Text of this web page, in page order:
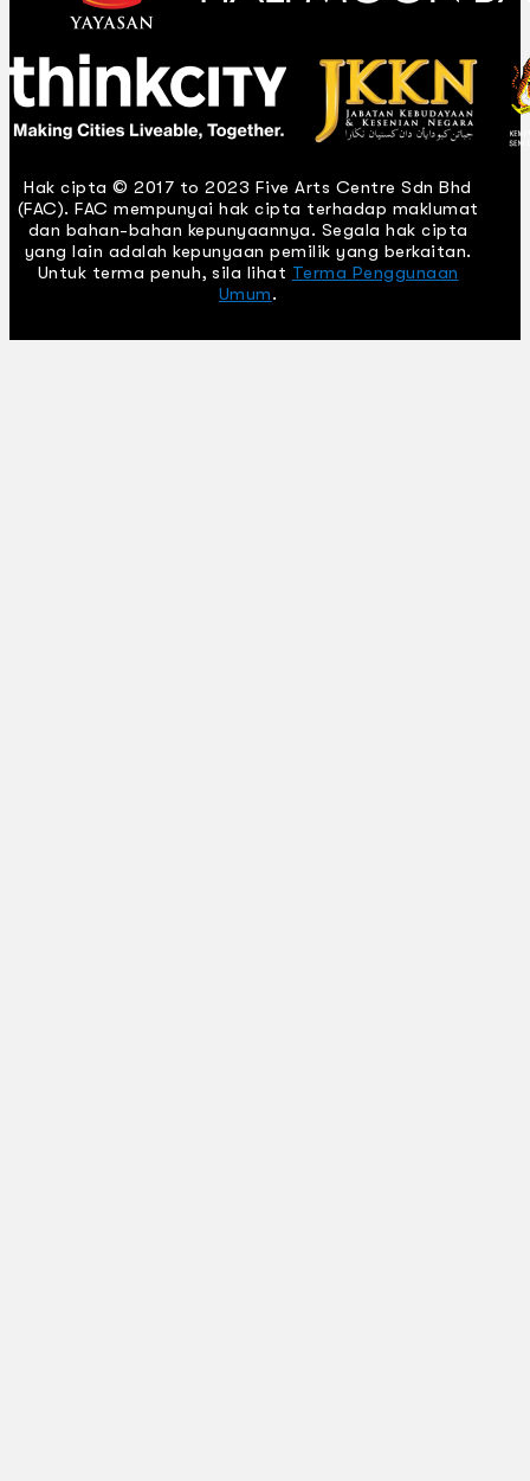
Hak cipta © 2017 to 2023 Five Arts Centre Sdn Bhd
(FAC). FAC mempunyai hak cipta terhadap maklumat
dan bahan-bahan kepunyaannya. Segala hak cipta
yang lain adalah kepunyaan pemilik yang berkaitan.
Untuk terma penuh, sila lihat Terma Penggunaan
Umum.